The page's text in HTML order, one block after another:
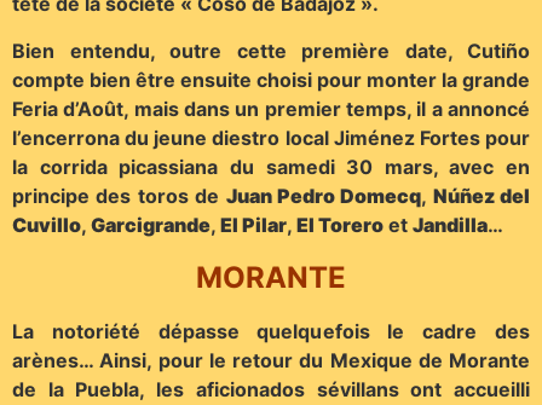
Bien entendu, outre cette première date, Cutiño
compte bien être ensuite choisi pour monter la grande
Feria d’Août, mais dans un premier temps, il a annoncé
l’encerrona du jeune diestro local Jiménez Fortes pour
la corrida picassiana du samedi 30 mars, avec en
principe des toros de Juan Pedro Domecq, Núñez del
Cuvillo, Garcigrande, El Pilar, El Torero et Jandilla…
MORANTE
La notoriété dépasse quelquefois le cadre des
arènes… Ainsi, pour le retour du Mexique de Morante
de la Puebla, les aficionados sévillans ont accueilli